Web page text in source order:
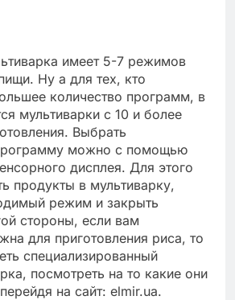
имеет 5-7 режимов
Ну а для тех, кто
количество программ, в
мультиварки с 10 и более
Выбрать
можно с помощью
дисплея. Для этого
продукты в мультиварку,
режим и закрыть
стороны, если вам
для приготовления риса, то
специализированный
посмотреть на то какие они
на сайт: elmir.ua.